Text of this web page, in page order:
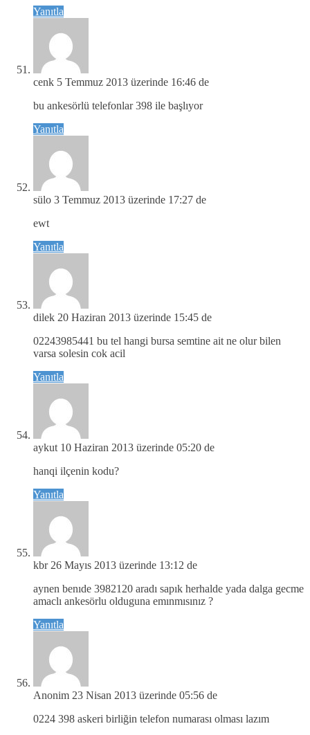
Yanıtla
cenk 5 Temmuz 2013 üzerinde 16:46 de
bu ankesörlü telefonlar 398 ile başlıyor
Yanıtla
sülo 3 Temmuz 2013 üzerinde 17:27 de
ewt
Yanıtla
dilek 20 Haziran 2013 üzerinde 15:45 de
02243985441 bu tel hangi bursa semtine ait ne olur bilen
varsa solesin cok acil
Yanıtla
aykut 10 Haziran 2013 üzerinde 05:20 de
hanqi ilçenin kodu?
Yanıtla
kbr 26 Mayıs 2013 üzerinde 13:12 de
aynen benıde 3982120 aradı sapık herhalde yada dalga gecme
amaclı ankesörlu olduguna emınmısınız ?
Yanıtla
Anonim 23 Nisan 2013 üzerinde 05:56 de
0224 398 askeri birliğin telefon numarası olması lazım